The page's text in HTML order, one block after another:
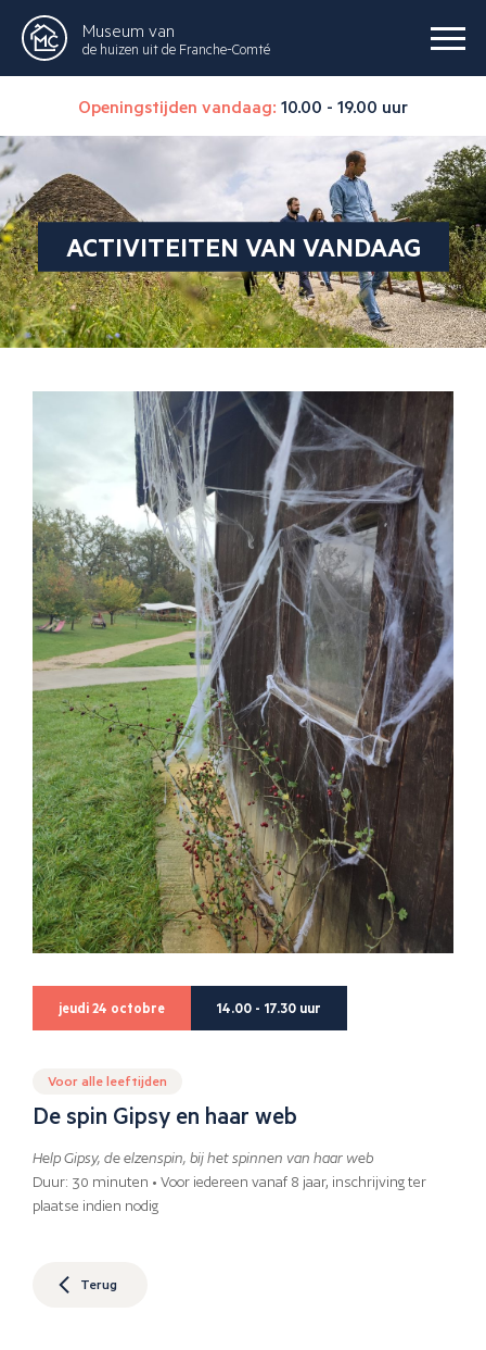
Museum van
de huizen uit de Franche-Comté
Openingstijden vandaag: 10.00 - 19.00 uur
ACTIVITEITEN VAN VANDAAG
jeudi 24 octobre 14.00 - 17.30 uur
Voor alle leeftijden
De spin Gipsy en haar web
Help Gipsy, de elzenspin, bij het spinnen van haar web
Duur: 30 minuten • Voor iedereen vanaf 8 jaar, inschrijving ter
plaatse indien nodig
Terug